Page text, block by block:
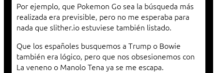
Por ejemplo, que Pokemon Go sea la búsqueda más
realizada era previsible, pero no me esperaba para
nada que slither.io estuviese también listado.
Que los españoles busquemos a Trump o Bowie
también era lógico, pero que nos obsesionemos con
La veneno o Manolo Tena ya se me escapa.